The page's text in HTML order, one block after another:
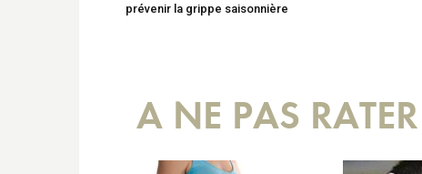
prévenir la grippe saisonnière
A NE PAS RATER